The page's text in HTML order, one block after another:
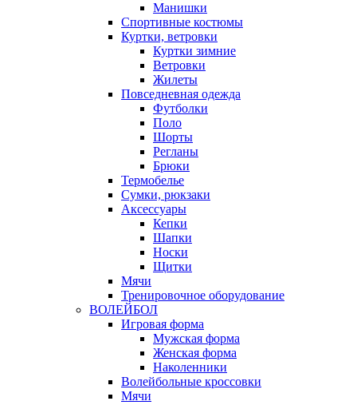
Манишки
Спортивные костюмы
Куртки, ветровки
Куртки зимние
Ветровки
Жилеты
Повседневная одежда
Футболки
Поло
Шорты
Регланы
Брюки
Термобелье
Сумки, рюкзаки
Аксессуары
Кепки
Шапки
Носки
Щитки
Мячи
Тренировочное оборудование
ВОЛЕЙБОЛ
Игровая форма
Мужская форма
Женская форма
Наколенники
Волейбольные кроссовки
Мячи